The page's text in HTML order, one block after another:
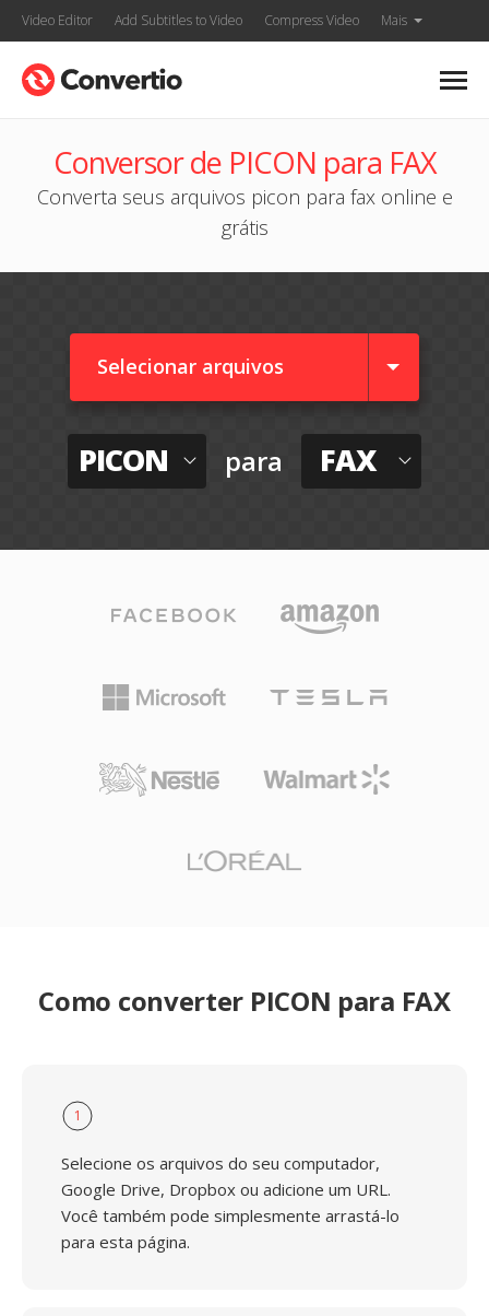
Video Editor Add Subtitles to Video Compress Video Mais
Conversor de PICON para FAX
Converta seus arquivos picon para fax online e
grátis
Selecionar arquivos
PICON para FAX
Como converter PICON para FAX
1
Selecione os arquivos do seu computador,
Google Drive, Dropbox ou adicione um URL.
Você também pode simplesmente arrastá-lo
para esta página.